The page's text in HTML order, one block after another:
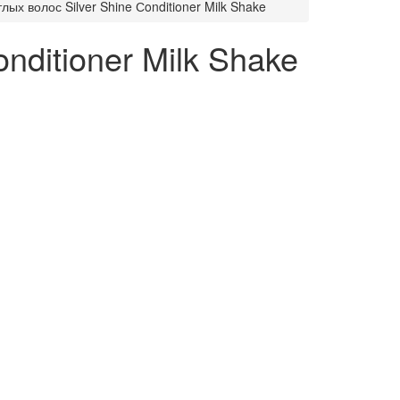
волос Silver Shine Сonditioner Milk Shake
Milk Shake